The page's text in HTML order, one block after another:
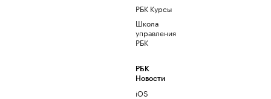
РБК Курсы
Школа
управления
РБК
РБК
Новости
iOS